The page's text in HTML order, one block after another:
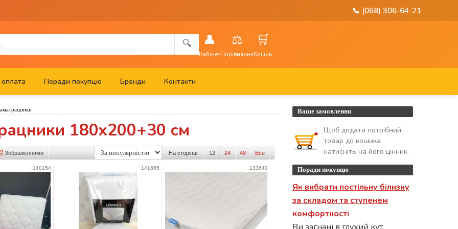
📞 (068) 306-64-21
🔍 👤
Кабінет
⚖️
Порівняння
🛒
Кошик
Поради покупцю Бренди Контакти
180x200+30 см
На сторінці 12 24 48 Все
Зображеннями
140154 141665 133640
Ваше замовлення
Щоб додати потрібний
товар до кошика
натисніть на його цінник.
Поради покупцю
Як вибрати постільну білизну
за складом та ступенем
комфортності